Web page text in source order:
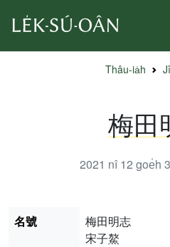
Thâu-ia̍h
梅田
2021 nî 12 goe̍h
名號
梅田明志
宋子鰲